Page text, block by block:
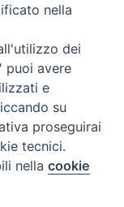
nella
dei
puoi avere
e
su
proseguirai
tecnici.
nellacookie